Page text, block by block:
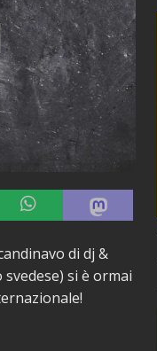
di dj &
si è ormai